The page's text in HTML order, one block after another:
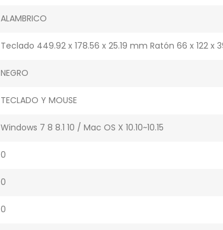
ALAMBRICO
Teclado 449.92 x 178.56 x 25.19 mm Ratón 66 x 122 x
NEGRO
TECLADO Y MOUSE
Windows 7 8 8.1 10 / Mac OS X 10.10~10.15
0
0
0